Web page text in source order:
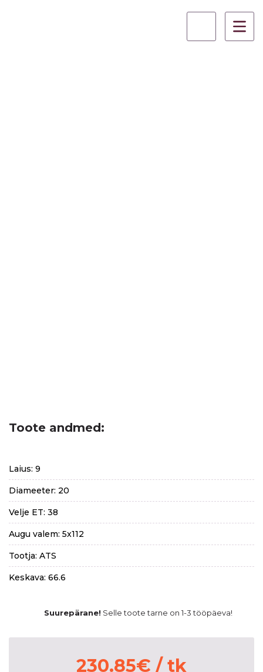
Toote andmed:
Laius: 9
Diameeter: 20
Velje ET: 38
Augu valem: 5x112
Tootja: ATS
Keskava: 66.6
Suurepärane! Selle toote tarne on 1-3 tööpäeva!
230.85€ / tk